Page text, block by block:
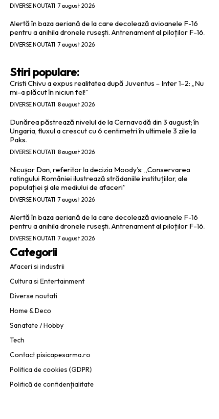
DIVERSE NOUTATI 7 august 2026
Alertă în baza aeriană de la care decolează avioanele F-16
pentru a anihila dronele rusești. Antrenament al piloților F-16.
DIVERSE NOUTATI 7 august 2026
Stiri populare:
Cristi Chivu a expus realitatea după Juventus – Inter 1-2: „Nu
mi-a plăcut în niciun fel!”
DIVERSE NOUTATI 8 august 2026
Dunărea păstrează nivelul de la Cernavodă din 3 august; în
Ungaria, fluxul a crescut cu 6 centimetri în ultimele 3 zile la
Paks.
DIVERSE NOUTATI 8 august 2026
Nicușor Dan, referitor la decizia Moody’s: „Conservarea
ratingului României ilustrează strădaniile instituțiilor, ale
populației și ale mediului de afaceri”
DIVERSE NOUTATI 7 august 2026
Alertă în baza aeriană de la care decolează avioanele F-16
pentru a anihila dronele rusești. Antrenament al piloților F-16.
DIVERSE NOUTATI 7 august 2026
Categorii
Afaceri si industrii
Cultura si Entertainment
Diverse noutati
Home & Deco
Sanatate / Hobby
Tech
Contact pisicapesarma.ro
Politica de cookies (GDPR)
Politică de confidențialitate